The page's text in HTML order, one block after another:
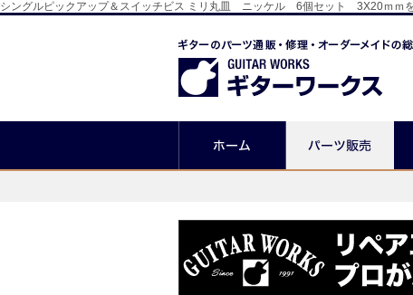
シングルピックアップ＆スイッチビス ミリ丸皿 ニッケル 6個セット 3X20ｍｍ